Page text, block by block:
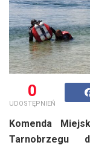
0
UDOSTĘPNIEŃ
Komenda
Tarnobrzegu